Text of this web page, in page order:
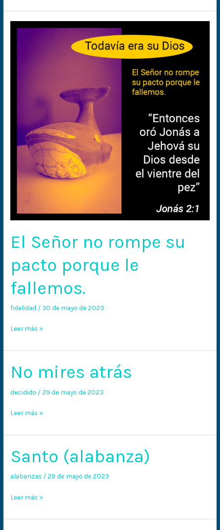
El Señor no rompe su
pacto porque le
fallemos.
fidelidad / 30 de mayo de 2023
Leer más »
No mires atrás
decidido /29 de mayo de 2023
No
mires
atrás
Leer más »
Santo (alabanza)
alabanzas /29 de mayo de 2023
Santo
(alabanza)
Leer más »